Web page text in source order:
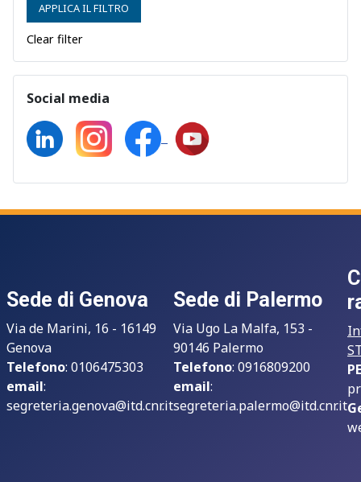
APPLICA IL FILTRO
Clear filter
Social media
Sede di Genova
Via de Marini, 16 - 16149
Genova
Telefono: 0106475303
email:
segreteria.genova@itd.cnr.it
Sede di Palermo
Via Ugo La Malfa, 153 -
90146 Palermo
Telefono: 0916809200
email:
segreteria.palermo@itd.cnr.it